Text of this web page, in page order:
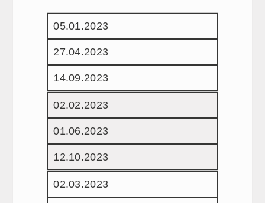
05.01.2023
27.04.2023
14.09.2023
02.02.2023
01.06.2023
12.10.2023
02.03.2023